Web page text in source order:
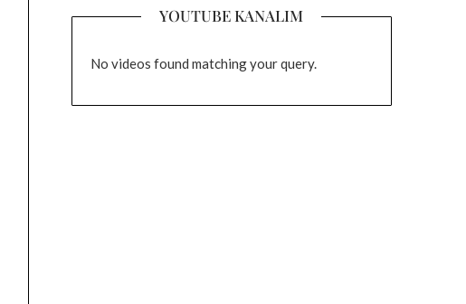
goruntuleYOUTUBE KANALIM
No videos found matching your query.